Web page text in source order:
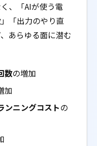
、「AIが使う電
「出力のやり直
あらゆる面に潜む
数の増加
加
ンニングコストの